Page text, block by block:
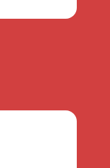
mes coups de